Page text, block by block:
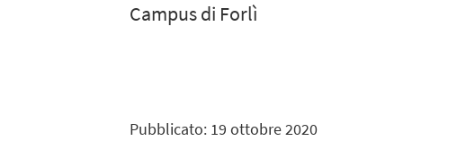
Campus di Forlì
Pubblicato: 19 ottobre 2020